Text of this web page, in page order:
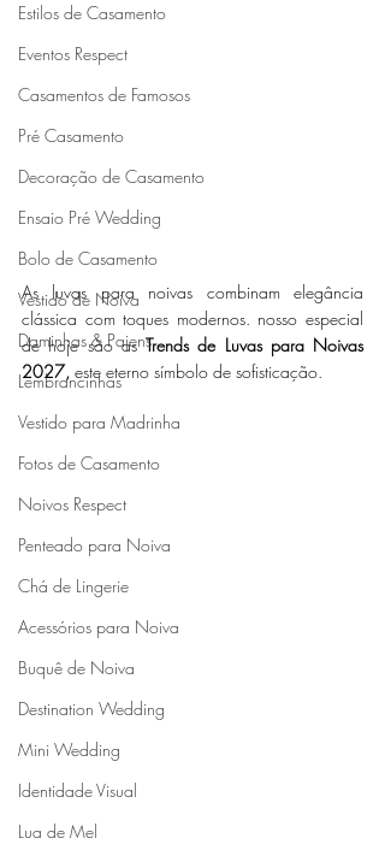
Estilos de Casamento
Eventos Respect
Casamentos de Famosos
Pré Casamento
Decoração de Casamento
Ensaio Pré Wedding
Bolo de Casamento
Vestido de Noiva
Daminhas & Pajens
Lembrancinhas
Vestido para Madrinha
Fotos de Casamento
Noivos Respect
Penteado para Noiva
Chá de Lingerie
Acessórios para Noiva
Buquê de Noiva
Destination Wedding
Mini Wedding
Identidade Visual
Lua de Mel
As luvas para noivas combinam elegância
clássica com toques modernos. nosso especial
de hoje são as Trends de Luvas para Noivas
2027, este eterno símbolo de sofisticação.